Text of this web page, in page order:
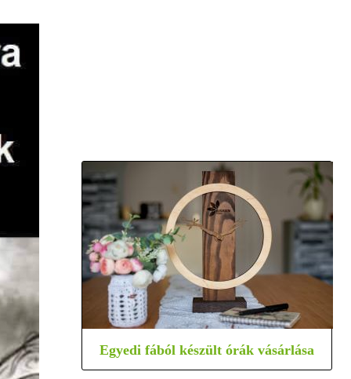
Egyedi fából készült órák vásárlása